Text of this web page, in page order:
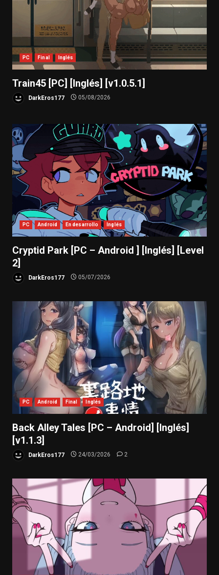
PC Final Inglés
Train45 [PC] [Inglés] [v1.0.5.1]
DarkEros177 05/08/2026
PC Android En desarrollo Inglés
Cryptid Park [PC – Android ] [Inglés] [Level
2]
DarkEros177 05/07/2026
PC Android Final Inglés
Back Alley Tales [PC – Android] [Inglés]
[v1.1.3]
DarkEros177 24/03/2026 2